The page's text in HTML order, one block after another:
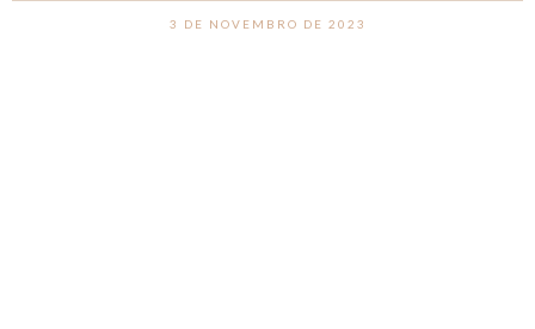
3 DE NOVEMBRO DE 2023